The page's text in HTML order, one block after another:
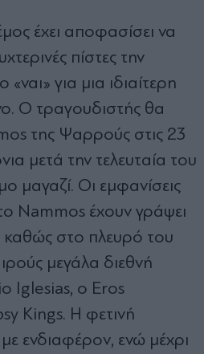
έχει αποφασίσει να
πίστες την
για μια ιδιαίτερη
Ο τραγουδιστής θα
της Ψαρρούς στις 23
μετά την τελευταία του
μαγαζί. Οι εμφανίσεις
Nammos έχουν γράψει
καθώς στο πλευρό του
μεγάλα διεθνή
Iglesias, ο Eros
Kings. Η φετινή
ενδιαφέρον, ενώ μέχρι